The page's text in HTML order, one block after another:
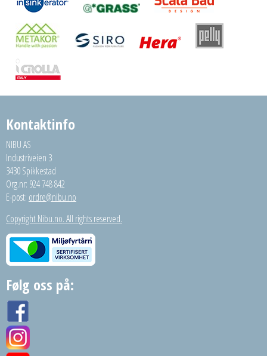
Kontaktinfo
NIBU AS
Industriveien 3
3430 Spikkestad
Org.nr: 924 748 842
E-post: ordre@nibu.no
Copyright Nibu.no. All rights reserved.
Følg oss på: